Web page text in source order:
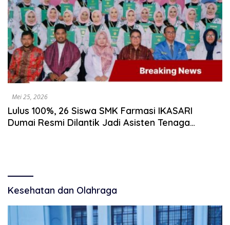
Mei 25, 2026
Lulus 100%, 26 Siswa SMK Farmasi IKASARI
Dumai Resmi Dilantik Jadi Asisten Tenaga
Kesehatan dan Olahraga